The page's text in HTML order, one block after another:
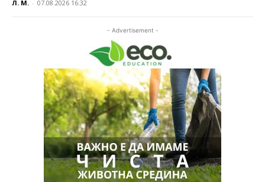
Л. М. - 07.08.2026 16:32
- Advertisement -